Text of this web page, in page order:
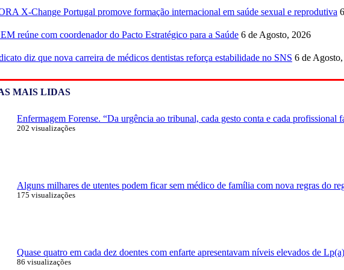
X-Change Portugal promove formação internacional em saúde sexual e reprodutiva
reúne com coordenador do Pacto Estratégico para a Saúde 6 de Agosto, 2026
diz que nova carreira de médicos dentistas reforça estabilidade no SNS 6 de
MAIS LIDAS
Enfermagem Forense. “Da urgência ao tribunal, cada gesto conta e cada profissional
202 visualizações
Alguns milhares de utentes podem ficar sem médico de família com nova regras do
175 visualizações
Quase quatro em cada dez doentes com enfarte apresentavam níveis elevados de
86 visualizações